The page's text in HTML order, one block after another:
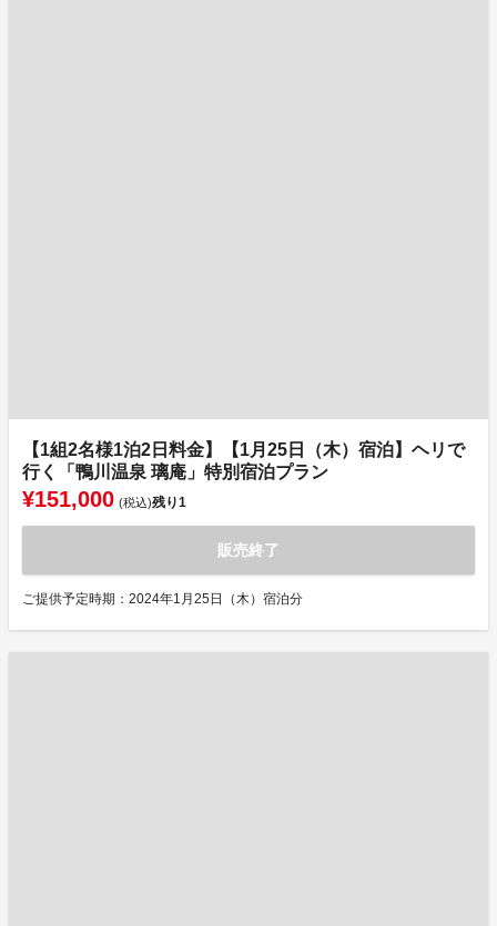
【1組2名様1泊2日料金】【1月25日（木）宿泊】ヘリで
行く「鴨川温泉 璃庵」特別宿泊プラン
¥151,000 (税込)残り1
販売終了
ご提供予定時期：2024年1月25日（木）宿泊分